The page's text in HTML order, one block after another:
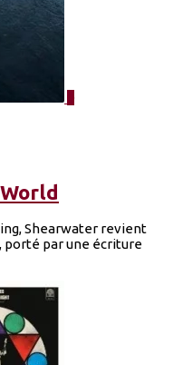
Shearwater revient
porté par une écriture